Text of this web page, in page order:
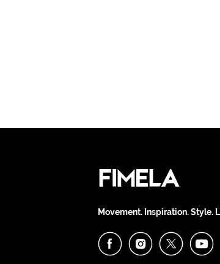
Movement. Inspiration. Style.